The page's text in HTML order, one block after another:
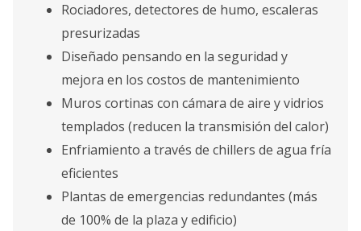
Rociadores, detectores de humo, escaleras
presurizadas
Diseñado pensando en la seguridad y
mejora en los costos de mantenimiento
Muros cortinas con cámara de aire y vidrios
templados (reducen la transmisión del calor)
Enfriamiento a través de chillers de agua fría
eficientes
Plantas de emergencias redundantes (más
de 100% de la plaza y edificio)